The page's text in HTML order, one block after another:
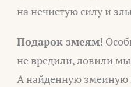
на нечистую силу и
Подарок змеям!
не вредили, ловили
А найденную змеиную